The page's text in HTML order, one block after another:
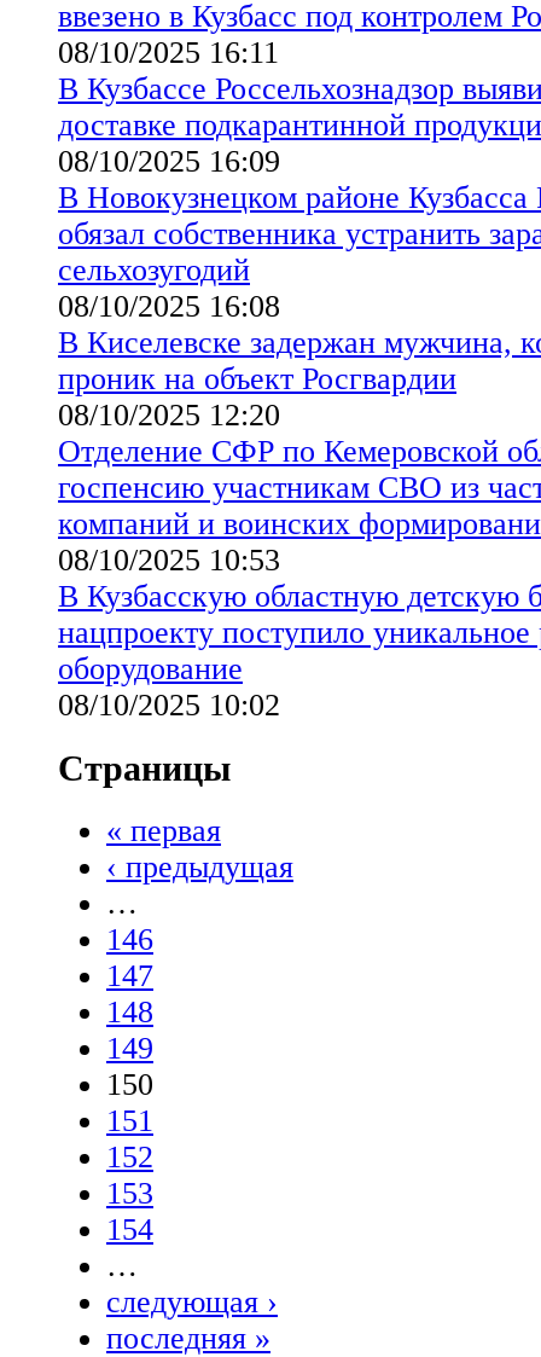
ввезено в Кузбасс под контролем
08/10/2025 16:11
В Кузбассе Россельхознадзор
доставке подкарантинной
08/10/2025 16:09
В Новокузнецком районе Кузбасса
обязал собственника устранить
сельхозугодий
08/10/2025 16:08
В Киселевске задержан мужчина,
проник на объект Росгвардии
08/10/2025 12:20
Отделение СФР по Кемеровской
госпенсию участникам СВО из
компаний и воинских
08/10/2025 10:53
В Кузбасскую областную детскую
нацпроекту поступило
оборудование
08/10/2025 10:02
Страницы
« первая
‹ предыдущая
…
146
147
148
149
150
151
152
153
154
…
следующая ›
последняя »